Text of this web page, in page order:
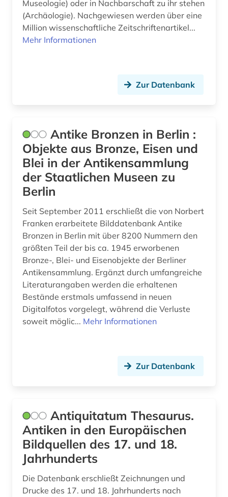
indigenes volk (1)
industriedesign (2)
institut (1)
inventar (1)
irland (1)
islam (2)
islamische kunst (2)
islamistik (1)
italien (2)
japan (2)
kabbalah (1)
kaiser (1)
kardinal (1)
karten (1)
Museologie) oder in Nachbarschaft zu ihr stehen
(Archäologie). Nachgewiesen werden über eine
Million wissenschaftliche Zeitschriftenartikel...
Mehr Informationen
Zur Datenbank
Antike Bronzen in Berlin :
Objekte aus Bronze, Eisen und
Blei in der Antikensammlung
der Staatlichen Museen zu
Berlin
Seit September 2011 erschließt die von Norbert
Franken erarbeitete Bilddatenbank Antike
Bronzen in Berlin mit über 8200 Nummern den
größten Teil der bis ca. 1945 erworbenen
Bronze-, Blei- und Eisenobjekte der Berliner
Antikensammlung. Ergänzt durch umfangreiche
Literaturangaben werden die erhaltenen
Bestände erstmals umfassend in neuen
Digitalfotos vorgelegt, während die Verluste
soweit möglic... Mehr Informationen
Zur Datenbank
Antiquitatum Thesaurus.
Antiken in den Europäischen
Bildquellen des 17. und 18.
Jahrhunderts
Die Datenbank erschließt Zeichnungen und
Drucke des 17. und 18. Jahrhunderts nach